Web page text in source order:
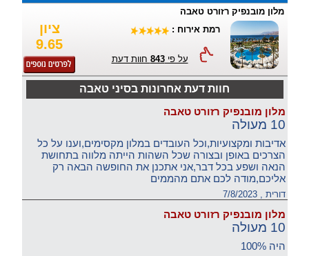
מלון מובנפיק רזורט טאבה
ציון
9.65
רמת אירוח :
על פי843 חוות דעת
חוות דעת אחרונות בסיני טאבה
מלון מובנפיק רזורט טאבה
10 מעולה
אדיבות ומקצועיות,וכל העובדים במלון מקסימים,וענו על כל
הצרכים באופן ובצורה שכל השהות הייתה מלווה בתחושת
הנאה ושפע בכל דבר,אני אתכנן את החופשה הבאה רק
אליכם,מודה לכם אתם מהממים
דורית , 7/8/2023
מלון מובנפיק רזורט טאבה
10 מעולה
היה 100%